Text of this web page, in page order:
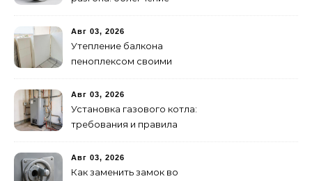
Авг 03, 2026
Утепление балкона
пеноплексом своими
инструкция
Авг 03, 2026
Установка газового котла:
требования и правила
Авг 03, 2026
Как заменить замок во